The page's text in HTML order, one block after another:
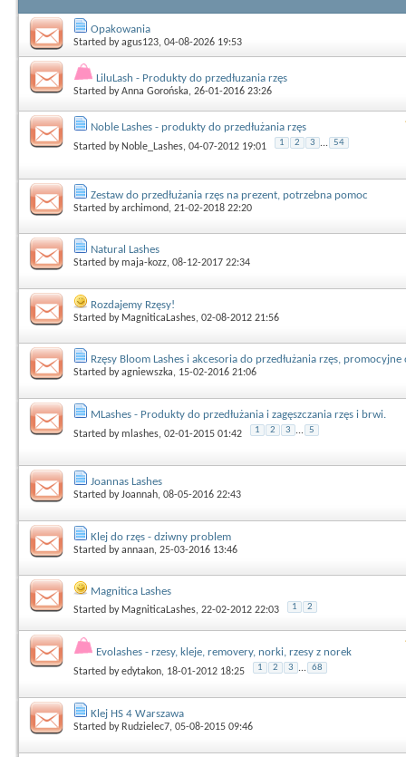
Opakowania
Started byagus123, 04-08-2026 19:53
LiluLash - Produkty do przedłuzania rzęs
Started byAnna Gorońska, 26-01-2016 23:26
Noble Lashes - produkty do przedłużania rzęs
Started by Noble_Lashes, 04-07-2012 19:01 1 2 3 ... 54
Zestaw do przedłużania rzęs na prezent, potrzebna pomoc
Started byarchimond, 21-02-2018 22:20
Natural Lashes
Started bymaja-kozz, 08-12-2017 22:34
Rozdajemy Rzęsy!
Started by MagniticaLashes, 02-08-2012 21:56
Rzęsy Bloom Lashes i akcesoria do przedłużania rzęs, promocyjne
Started byagniewszka, 15-02-2016 21:06
MLashes - Produkty do przedłużania i zagęszczania rzęs i brwi.
Started bymlashes, 02-01-2015 01:42 1 2 3 ... 5
Joannas Lashes
Started byJoannah, 08-05-2016 22:43
Klej do rzęs - dziwny problem
Started byannaan, 25-03-2016 13:46
Magnitica Lashes
Started by MagniticaLashes, 22-02-2012 22:03 1 2
Evolashes - rzesy, kleje, removery, norki, rzesy z norek
Started byedytakon, 18-01-2012 18:25 1 2 3 ... 68
Klej HS 4 Warszawa
Started by Rudzielec7, 05-08-2015 09:46